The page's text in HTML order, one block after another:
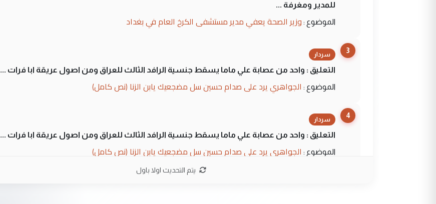
للمدير ومغرفة ...
الموضوع : وزير الصحة يعفي مدير مستشفى الكرخ العام في بغداد
3
سردار
التعليق : واحد من عصابة علي ماما يسقط جنسية الرافد الثالث للعراق ومن اصول عريقة ابا فرات ...
الموضوع : الجواهري يرد على صدام حسين سل مضجعيك يابن الزنا (نص كامل)
4
سردار
التعليق : واحد من عصابة علي ماما يسقط جنسية الرافد الثالث للعراق ومن اصول عريقة ابا فرات ...
الموضوع : الجواهري يرد على صدام حسين سل مضجعيك يابن الزنا (نص كامل)
يتم التحديث اولا باول